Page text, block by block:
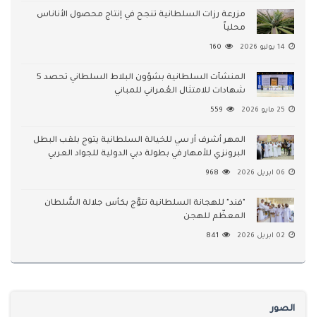
مزرعة رزات السلطانية تنجح في إنتاج محصول الأناناس
محلياً
14 يوليو 2026 160
المنشآت السلطانية بشؤون البلاط السلطاني تحصد 5
شهادات للامتثال العُمراني للمباني
25 مايو 2026 559
المهر أشرف أر سي للخيالة السلطانية يتوج بلقب البطل
البرونزي للأمهار في بطولة دبي الدولية للجواد العربي
06 ابريل 2026 968
"فند" للهجانة السلطانية تتوَّج بكأس جلالة السُّلطان
المعظّم للهجن
02 ابريل 2026 841
الصور